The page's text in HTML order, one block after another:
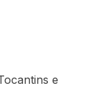
e